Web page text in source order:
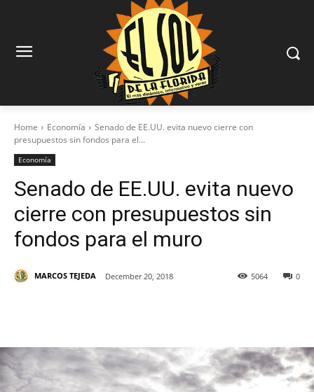
Home Economía
Senado de EE.UU. evita nuevo cierre con
presupuestos sin fondos para el...
Economía
Senado de EE.UU. evita nuevo
cierre con presupuestos sin
fondos para el muro
MARCOS TEJEDA December 20, 2018 0
5064